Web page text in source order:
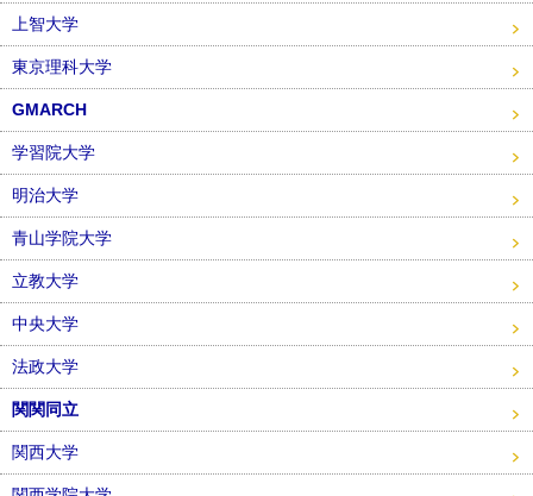
上智大学
東京理科大学
GMARCH
学習院大学
明治大学
青山学院大学
立教大学
中央大学
法政大学
関関同立
関西大学